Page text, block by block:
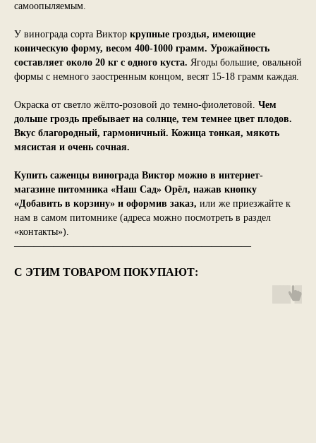
самоопыляемым.
У винограда сорта Виктор крупные гроздья, имеющие
коническую форму, весом 400-1000 грамм. Урожайность
составляет около 20 кг с одного куста. Ягоды большие, овальной
формы с немного заостренным концом, весят 15-18 грамм каждая.
Окраска от светло жёлто-розовой до темно-фиолетовой. Чем
дольше гроздь пребывает на солнце, тем темнее цвет плодов.
Вкус благородный, гармоничный. Кожица тонкая, мякоть
мясистая и очень сочная.
Купить саженцы винограда Виктор можно в интернет-
магазине питомника «Наш Сад» Орёл, нажав кнопку
«Добавить в корзину» и оформив заказ, или же приезжайте к
нам в самом питомнике (адреса можно посмотреть в раздел
«контакты»).
————————————————————————
С ЭТИМ ТОВАРОМ ПОКУПАЮТ: